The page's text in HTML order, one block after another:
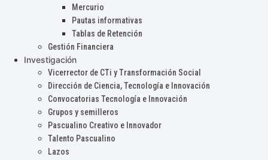
Mercurio
Pautas informativas
Tablas de Retención
Gestión Financiera
Investigación
Vicerrector de CTi y Transformación Social
Dirección de Ciencia, Tecnología e Innovación
Convocatorias Tecnología e Innovación
Grupos y semilleros
Pascualino Creativo e Innovador
Talento Pascualino
Lazos